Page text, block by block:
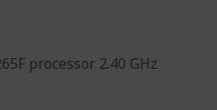
processor 2.40 GHz